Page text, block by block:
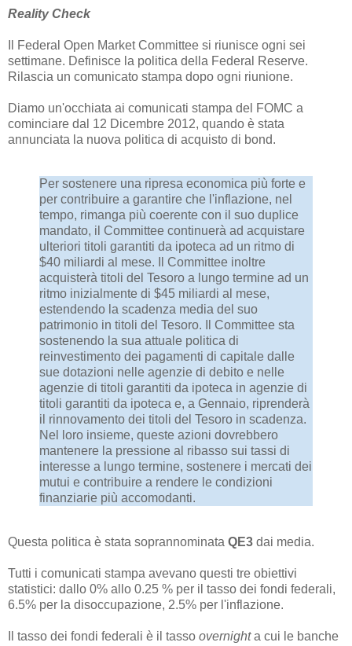
Reality Check
Il Federal Open Market Committee si riunisce ogni sei
settimane. Definisce la politica della Federal Reserve.
Rilascia un comunicato stampa dopo ogni riunione.
Diamo un'occhiata ai comunicati stampa del FOMC a
cominciare dal 12 Dicembre 2012, quando è stata
annunciata la nuova politica di acquisto di bond.
Per sostenere una ripresa economica più forte e
per contribuire a garantire che l'inflazione, nel
tempo, rimanga più coerente con il suo duplice
mandato, il Committee continuerà ad acquistare
ulteriori titoli garantiti da ipoteca ad un ritmo di
$40 miliardi al mese. Il Committee inoltre
acquisterà titoli del Tesoro a lungo termine ad un
ritmo inizialmente di $45 miliardi al mese,
estendendo la scadenza media del suo
patrimonio in titoli del Tesoro. Il Committee sta
sostenendo la sua attuale politica di
reinvestimento dei pagamenti di capitale dalle
sue dotazioni nelle agenzie di debito e nelle
agenzie di titoli garantiti da ipoteca in agenzie di
titoli garantiti da ipoteca e, a Gennaio, riprenderà
il rinnovamento dei titoli del Tesoro in scadenza.
Nel loro insieme, queste azioni dovrebbero
mantenere la pressione al ribasso sui tassi di
interesse a lungo termine, sostenere i mercati dei
mutui e contribuire a rendere le condizioni
finanziarie più accomodanti.
Questa politica è stata soprannominata QE3 dai media.
Tutti i comunicati stampa avevano questi tre obiettivi
statistici: dallo 0% allo 0.25 % per il tasso dei fondi federali,
6.5% per la disoccupazione, 2.5% per l'inflazione.
Il tasso dei fondi federali è il tasso overnighta cui le banche